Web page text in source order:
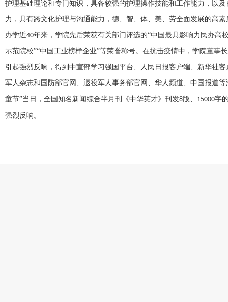
护理基础理论和专门知识，具备较强的护理操作技能和工作能力，以
力，具有跨文化护理与沟通能力，德、智、体、美、劳全面发展的高
办学近40年来，学院先后荣获有关部门评选的“中国最具影响力民办高
示范院校”“中国工业榜样企业”等荣誉称号。在抗击疫情中，学院董
引起强烈反响，得到中宣部学习强国平台、人民日报客户端、新华社
军人杂志和国防部官网、退役军人事务部官网、华人频道、中国报道
童节”当日，全国知名新闻综合半月刊《中华英才》刊发8版、 15000字
强烈反响。